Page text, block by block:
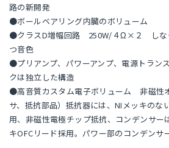
路の新開発
●ボールベアリング内臓のボリューム
●クラスD増幅回路 250W/４Ω×２ しな
つ音色
●プリアンプ、パワーアンプ、電源トラン
クは独立した構造
●高音質カスタム電子ボリューム 非磁性
サ、抵抗部品）抵抗器には、NIメッキのな
用、非磁性電極チップ抵抗、コンデンサー
キOFCリード採用。パワー部のコンデン